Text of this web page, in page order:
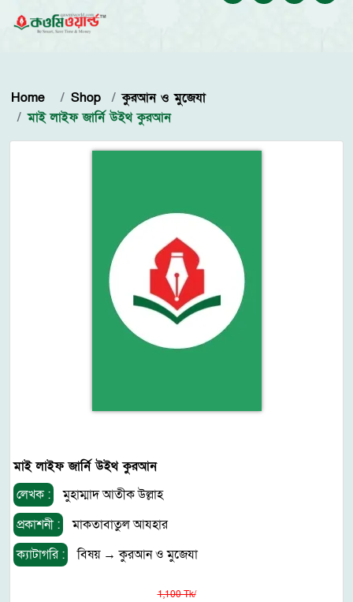
Home Shop
কুরআন ও মুজেযা
মাই লাইফ জার্নি উইথ কুরআন
মাই লাইফ জার্নি উইথ কুরআন
লেখক :
মুহাম্মাদ আতীক উল্লাহ
প্রকাশনী :
মাকতাবাতুল আযহার
ক্যাটাগরি :
বিষয়→কুরআন ও মুজেযা
1,100 Tk/